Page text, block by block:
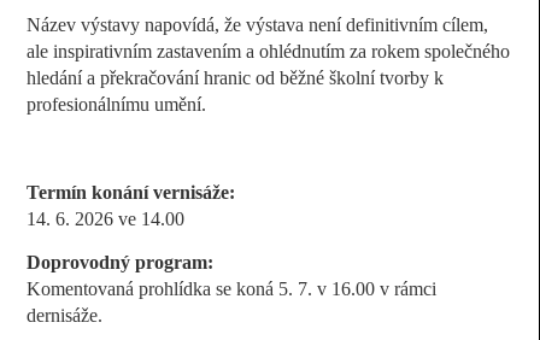
Název výstavy napovídá, že výstava není definitivním cílem,
ale inspirativním zastavením a ohlédnutím za rokem společného
hledání a překračování hranic od běžné školní tvorby k
profesionálnímu umění.
Termín konání vernisáže:
14. 6. 2026 ve 14.00
Doprovodný program:
Komentovaná prohlídka se koná 5. 7. v 16.00 v rámci
dernisáže.